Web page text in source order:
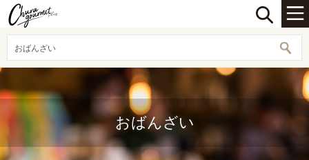
おばんざい
おばんざい